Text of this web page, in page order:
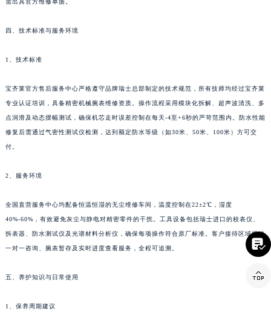
四川省绵阳市涪城区翠花街宝齐莱售后服务中心（需提前预约）
四川省雅安市雨城区熊猫大道宝齐莱售后服务中心（需提前预约）
四川省宜宾市翠屏区长翠路宝齐莱售后服务中心（需提前预约）
西藏自治区拉萨市城关区北京中路宝齐莱售后服务中心（需提前预约）
西藏自治区林芝市巴宜区广东路宝齐莱售后服务中心（需提前预约）
需出具官方维修单据。
四、技术标准与服务环境
1、技术标准
宝齐莱官方售后服务中心严格遵守品牌瑞士总部制定的技术规范，所有技师均经过宝齐莱
专业认证培训，具备精密机械腕表维修资质。操作流程采用模块化拆解、超声波清洗、多
点润滑及动态摆幅测试，确保机芯走时误差控制在每天-4至+6秒的严苛范围内。防水性能
修复后需通过气密性测试仪检测，达到额定防水等级（如30米、50米、100米）方可交
付。
2、服务环境
全国直营服务中心均配备恒温恒湿的无尘维修车间，温度控制在22±2℃，湿度
40%-60%，有效避免灰尘与静电对精密零件的干扰。工具设备包括瑞士进口的校表仪、
拆表器、防水测试仪及光谱材料分析仪，确保每项操作符合原厂标准。客户接待区域提供
一对一咨询、腕表暂存及实时进度查看服务，全程可追溯。
五、养护知识与日常使用
1、保养周期建议

